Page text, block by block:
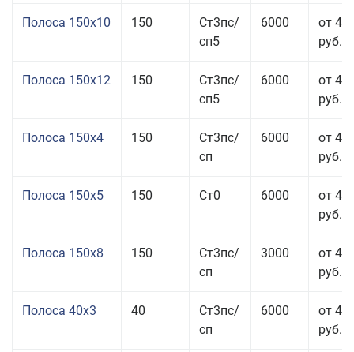
Полоса 150x10 150
Ст3пс/
сп5
6000
от 43
руб.
Полоса 150x12 150
Ст3пс/
сп5
6000
от 45
руб.
Полоса 150x4 150
Ст3пс/
сп
6000
от 46
руб.
Полоса 150x5 150 Ст0 6000
от 46
руб.
Полоса 150x8 150
Ст3пс/
сп
3000
от 42
руб.
Полоса 40x3 40
Ст3пс/
сп
6000
от 46
руб.